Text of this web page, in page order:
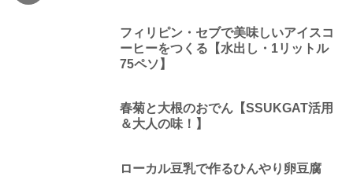
フィリピン・セブで美味しいアイスコ
ーヒーをつくる【水出し・1リットル
75ペソ】
春菊と大根のおでん【SSUKGAT活用
＆大人の味！】
ローカル豆乳で作るひんやり卵豆腐